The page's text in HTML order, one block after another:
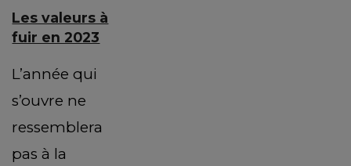
Les valeurs à
fuir en 2023
L’année qui
s’ouvre ne
ressemblera
pas à la